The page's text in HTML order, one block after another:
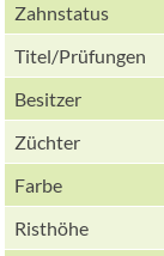
Zahnstatus
Titel/Prüfungen
Besitzer
Züchter
Farbe
Risthöhe